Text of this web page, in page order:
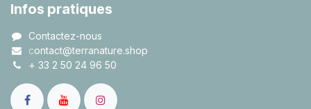
Infos pratiques
Contactez-nous
contact@terranature.shop
+ 33 2 50 24 96 50